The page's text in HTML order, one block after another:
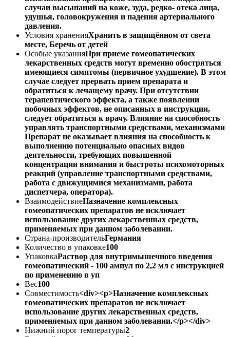
случаи высыпаний на коже, зуда, редко- отека лица,
удушья, головокружения и падения артериального
давления.
Условия храненияХранить в защищённом от света
месте, Беречь от детей
Особые указанияПри приеме гомеопатических
лекарственных средств могут временно обостряться
имеющиеся симптомы (первичное ухудшение). В этом
случае следует прервать прием препарата и
обратиться к лечащему врачу. При отсутствии
терапевтического эффекта, а также появлении
побочных эффектов, не описанных в инструкции,
следует обратиться к врачу. Влияние на способность
управлять транспортными средствами, механизмами
Препарат не оказывает влияния на способность к
выполнению потенциально опасных видов
деятельности, требующих повышенной
концентрации внимания и быстроты психомоторных
реакций (управление транспортными средствами,
работа с движущимися механизмами, работа
диспетчера, оператора).
ВзаимодействиеНазначение комплексных
гомеопатических препаратов не исключает
использование других лекарственных средств,
применяемых при данном заболевании.
Страна-производительГермания
Количество в упаковке100
УпаковкаРаствор для внутримышечного введения
гомеопатический - 100 ампул по 2,2 мл с инструкцией
по применению в уп
Вес100
Совместимость<div><p>Назначение комплексных
гомеопатических препаратов не исключает
использование других лекарственных средств,
применяемых при данном заболевании.</p></div>
Нижний порог температуры2